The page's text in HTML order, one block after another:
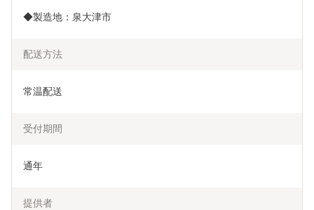
◆製造地：泉大津市
配送方法
常温配送
受付期間
通年
提供者